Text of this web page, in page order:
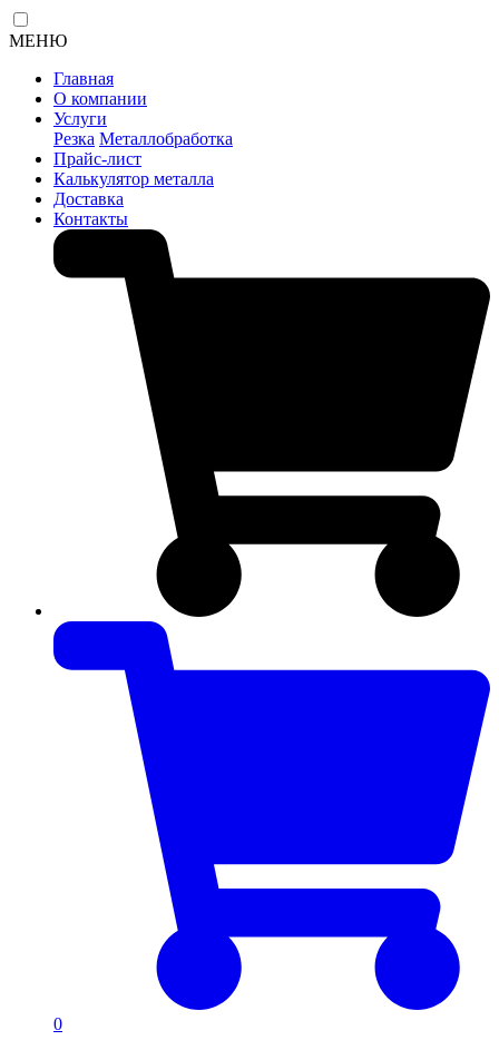
МЕНЮ
Главная
О компании
Услуги
Резка Металлобработка
Прайс-лист
Калькулятор металла
Доставка
Контакты
0